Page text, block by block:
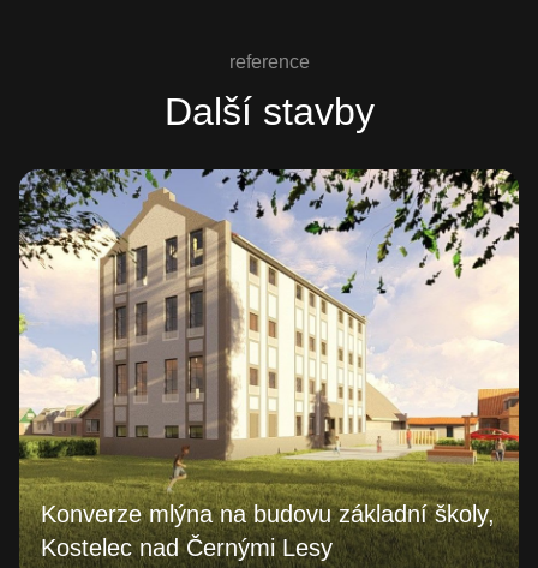
reference
Další stavby
Konverze mlýna na budovu základní školy,
Kostelec nad Černými Lesy